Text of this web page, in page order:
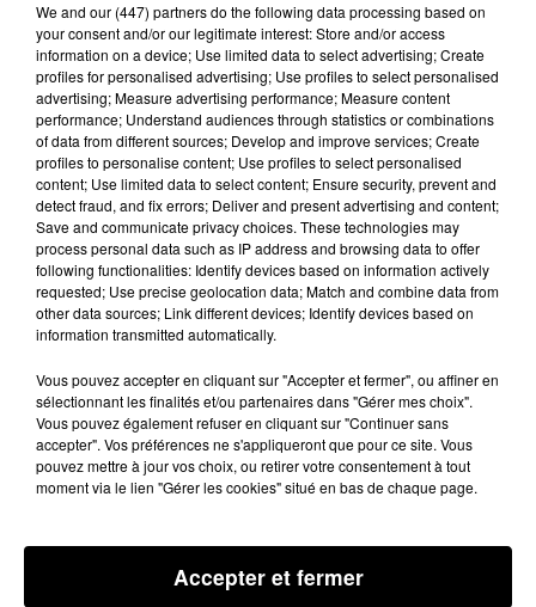
Lecture (4 min 27 sec)
100%
100% Radio les infos de l'Hérault
1er avril 2024 - 4 min 27 sec
LES INFOS DE L'HÉRAULT DU 01/04/2024 À
07H00
Podcasts infos de l'Hérault
We and our (447) partnersdo the following data processing based on
your consent and/or our legitimate interest: Store and/or access
information on a device; Use limited data to select advertising; Create
profiles for personalised advertising; Use profiles to select personalised
advertising; Measure advertising performance; Measure content
performance; Understand audiences through statistics or combinations
of data from different sources; Develop and improve services; Create
profiles to personalise content; Use profiles to select personalised
content; Use limited data to select content; Ensure security, prevent and
detect fraud, and fix errors; Deliver and present advertising and content;
Save and communicate privacy choices. These technologies may
process personal data such as IP address and browsing data to offer
following functionalities: Identify devices based on information actively
requested; Use precise geolocation data; Match and combine data from
other data sources; Link different devices; Identify devices based on
information transmitted automatically.
Vous pouvez accepter en cliquant sur "Accepter et fermer", ou affiner en
sélectionnant les finalités et/ou partenaires dans "Gérer mes choix".
Vous pouvez également refuser en cliquant sur "Continuer sans
accepter". Vos préférences ne s'appliqueront que pour ce site. Vous
pouvez mettre à jour vos choix, ou retirer votre consentement à tout
moment via le lien "Gérer les cookies" situé en bas de chaque page.
Accepter et fermer